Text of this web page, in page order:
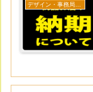
デザイン・事務局コラム